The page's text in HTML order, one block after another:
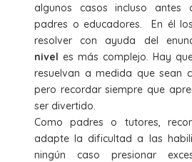
algunos casos incluso
padres o educadores. En él
resolver con ayuda del
nivel es más complejo. Hay
resuelvan a medida que sean
pero recordar siempre que
ser divertido.
Como padres o tutores,
adapte la dificultad a las
ningún caso presionar